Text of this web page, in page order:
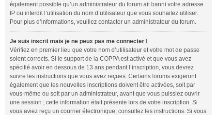
également possible qu’un administrateur du forum ait banni votre adresse
IP ou interdit l’utilisation du nom d’utilisateur que vous souhaitez utiliser.
Pour plus d’informations, veuillez contacter un administrateur du forum.
Je suis inscrit mais je ne peux pas me connecter !
Vérifiez en premier lieu que votre nom d’utilisateur et votre mot de passe
soient corrects. Si le support de la COPPA est activé et que vous avez
spécifié avoir en dessous de 13 ans pendant l’inscription, vous devrez
suivre les instructions que vous avez reçues. Certains forums exigeront
également que les nouvelles inscriptions doivent être activées, soit par
vous-même ou soit par un administrateur, avant que vous puissiez ouvrir
une session ; cette information était présente lors de votre inscription. Si
vous aviez reçu un courrier électronique, consultez les instructions. Si vous